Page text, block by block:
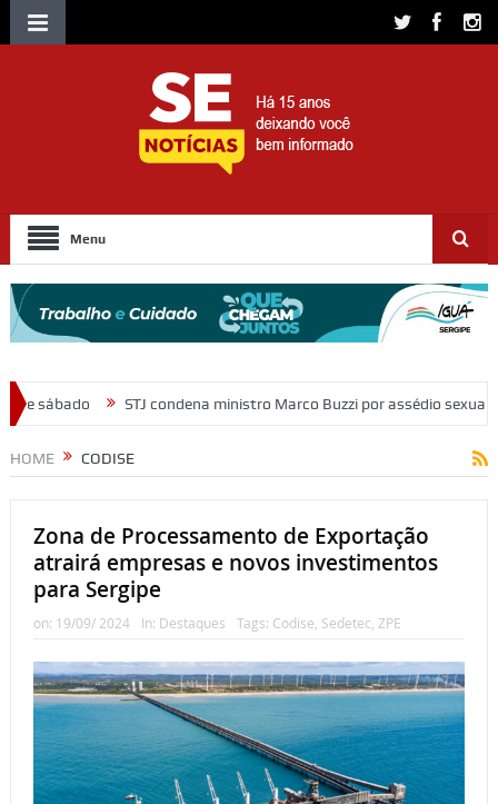
Menu
ministro Marco Buzzi por assédio sexual e importunação
HOME CODISE
Zona de Processamento de Exportação
atrairá empresas e novos investimentos
para Sergipe
on: 19/09/ 2024 In: Destaques Tags: Codise, Sedetec, ZPE